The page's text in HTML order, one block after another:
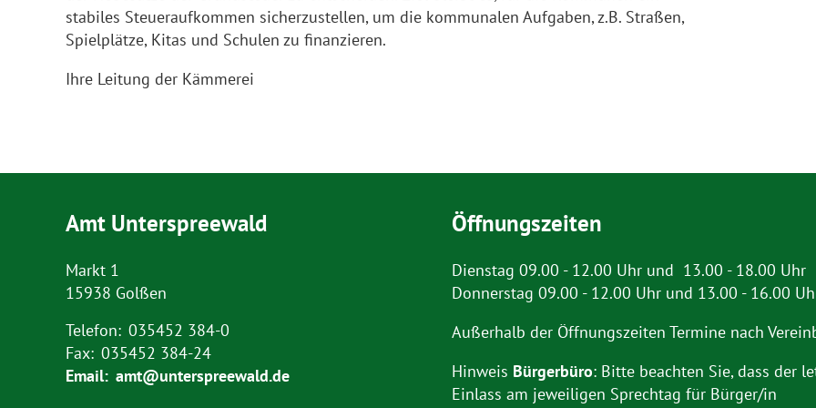
stabiles Steueraufkommen sicherzustellen, um die kommunalen Aufgaben, z.B. Straßen,
Spielplätze, Kitas und Schulen zu finanzieren.
Ihre Leitung der Kämmerei
Amt Unterspreewald
Markt 1
15938 Golßen
Telefon: 035452 384-0
Fax: 035452 384-24
Email: amt@unterspreewald.de
Öffnungszeiten
Dienstag 09.00 - 12.00 Uhr und 13.00 - 18.00 Uhr
Donnerstag 09.00 - 12.00 Uhr und 13.00 - 16.00
Außerhalb der Öffnungszeiten Termine nach
Hinweis Bürgerbüro: Bitte beachten Sie, dass der
Einlass am jeweiligen Sprechtag für Bürger/in